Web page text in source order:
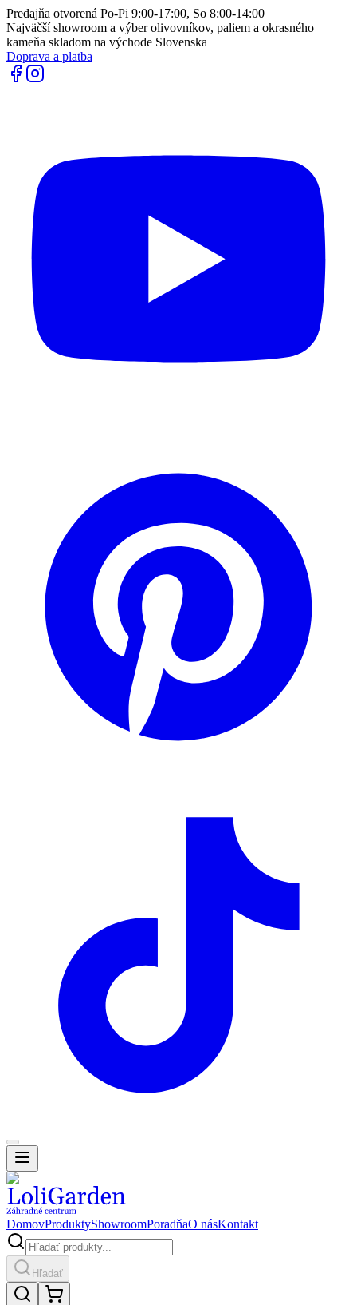
Predajňa otvorená Po-Pi 9:00-17:00, So 8:00-14:00
Najväčší showroom a výber olivovníkov, paliem a okrasného
kameňa skladom na východe Slovenska
Doprava a platba
DomovProduktyShowroomPoradňaO násKontakt
Hľadať